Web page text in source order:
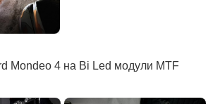
Mondeo 4 на Bi Led модули MTF